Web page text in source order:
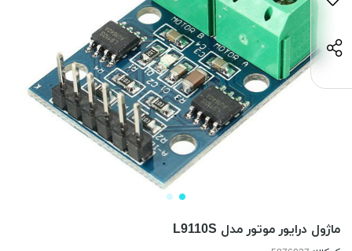
ماژول درایور موتور مدل L9110S